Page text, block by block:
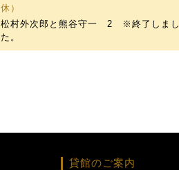
休）
松村外次郎と熊谷守一 2 ※終了しまし
た。
貸館のご案内